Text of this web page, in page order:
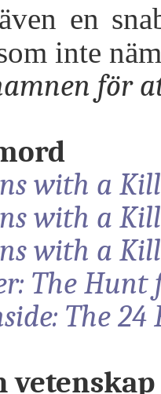
en
inte
för
with a
with a
with a
The Hunt
The
vetenskap